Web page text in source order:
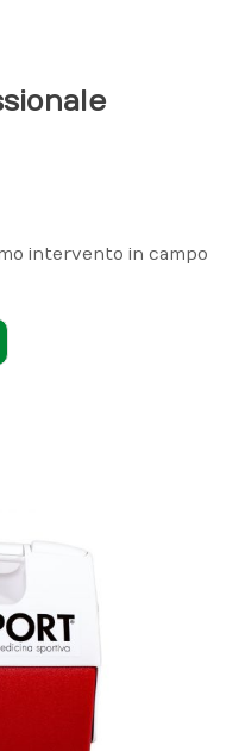
intervento in campo